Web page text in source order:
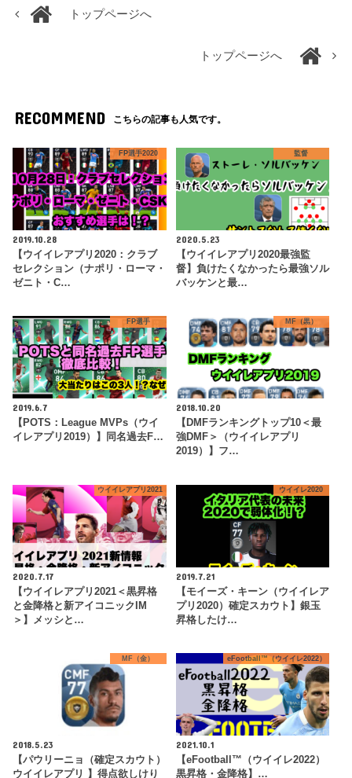
トップページへ
トップページへ
RECOMMEND こちらの記事も人気です。
FP選手2020
2019.10.28
【ウイイレアプリ2020：クラブ
セレクション（ナポリ・ローマ・
ゼニト・C…
監督
2020.5.23
【ウイイレアプリ2020最強監
督】負けたくなかったら最強ソル
バッケンと最…
FP選手
2019.6.7
【POTS：League MVPs（ウイ
イレアプリ2019）】同名過去F…
MF（黒）
2018.10.20
【DMFランキングトップ10＜最
強DMF＞（ウイイレアプリ
2019）】フ…
ウイイレアプリ2021
2020.7.17
【ウイイレアプリ2021＜黒昇格
と金降格と新アイコニックIM
＞】メッシと…
ウイイレ2020
2019.7.21
【モイーズ・キーン（ウイイレア
プリ2020）確定スカウト】銀玉
昇格したけ…
MF（金）
2018.5.23
【パウリーニョ（確定スカウト）
ウイイレアプリ 】得点欲しけり
eFootball™（ウイイレ2022）
2021.10.1
【eFootball™（ウイイレ2022）
黒昇格・金降格】…